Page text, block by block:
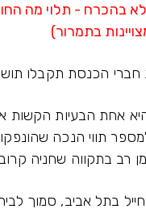
בהכרח - תלוי מה
בתמרור)
הכנסת תקבלו
אחת הבעיות הקשות
תווי הנכה
רב בתקווה שחניה
בתל אביב, סמוך